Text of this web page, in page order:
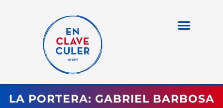
LA PORTERA: GABRIEL BARBOSA